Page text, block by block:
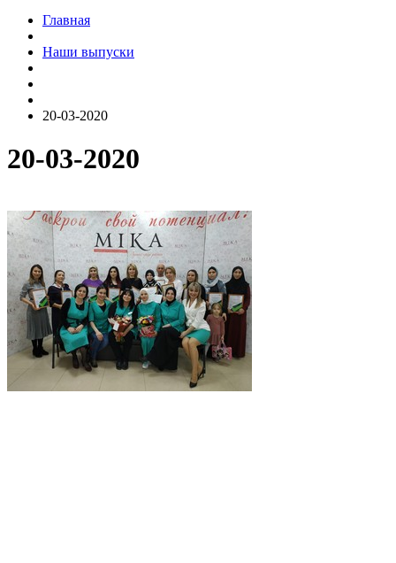
Главная
Наши выпуски
20-03-2020
20-03-2020